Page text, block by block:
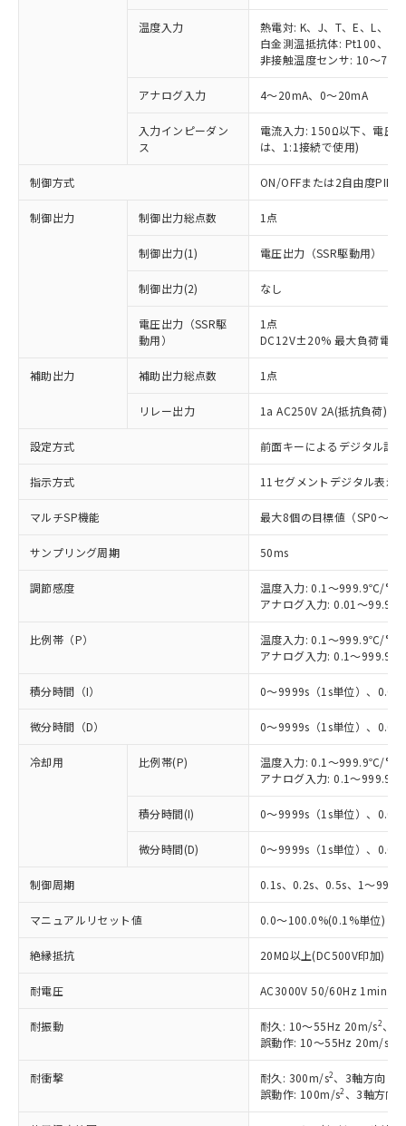
温度入力
熱電対: K、J、T、E、L、U
白金測温抵抗体: Pt100、
非接触温度センサ: 10～
アナログ入力 4～20mA、0～20mA
入力インピーダン
ス
電流入力: 150Ω以下、電圧
は、1:1接続で使用)
制御方式 ON/OFFまたは2自由度PID
制御出力 制御出力総点数 1点
制御出力(1) 電圧出力（SSR駆動用）
制御出力(2) なし
電圧出力（SSR駆
動用）
1点
DC12V±20% 最大負荷電流
補助出力 補助出力総点数 1点
リレー出力 1a AC250V 2A(抵抗負荷)
設定方式 前面キーによるデジタル設定
指示方式 11セグメントデジタル表示
マルチSP機能 最大8個の目標値（SP0～
サンプリング周期 50ms
調節感度
温度入力: 0.1～999.9℃/°F
アナログ入力: 0.01～
比例帯（P）
温度入力: 0.1～999.9℃/°F
アナログ入力: 0.1～
積分時間（I） 0～9999s（1s単位）、0.0
微分時間（D） 0～9999s（1s単位）、0.0
冷却用 比例帯(P)
温度入力: 0.1～999.9℃/°F
アナログ入力: 0.1～
積分時間(I) 0～9999s（1s単位）、0.0
微分時間(D) 0～9999s（1s単位）、0.0
制御周期 0.1s、0.2s、0.5s、1～99s
マニュアルリセット値 0.0～100.0%(0.1%単位)
絶縁抵抗 20MΩ以上(DC500V印加)
耐電圧 AC3000V 50/60Hz 1min (
耐振動 耐久: 10～55Hz 20m/s2、3
誤動作: 10～55Hz 20m/s
耐衝撃 耐久: 300m/s2、3軸方向 各
誤動作: 100m/s2 、3軸方向
ご利用条件
商品の当社在庫状況および標準価格
(税抜)を提供させていただくもので
非含有に対応した製品が提供可能な商品で
す。
対応予定：EU RoHS指令（10物質）の非含
有に対応した製品に切り替える予定のある
対応予定なし：EU RoHS指令（10物質）の
非含有に非対応の商品で、対応品を出す予
調査・確認中：EU RoHS指令（10物質）の
非含有の対応状況を調査中または確認中の
非該当品：ライセンス料など無形物で、有
害物質有無と関係のない商品です。
「○」：最大均質材料含有率が中国RoHSの